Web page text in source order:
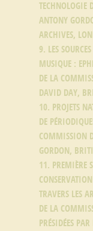
TECHNOLOGIE
ANTONY
ARCHIVES,
9. LES
MUSIQUE :
DE LA
DAVID DAY,
10. PROJETS
DE
COMMISSION
GORDON,
11. PREMIÈRE
TRAVERS LES
DE LA
PRÉSIDÉES